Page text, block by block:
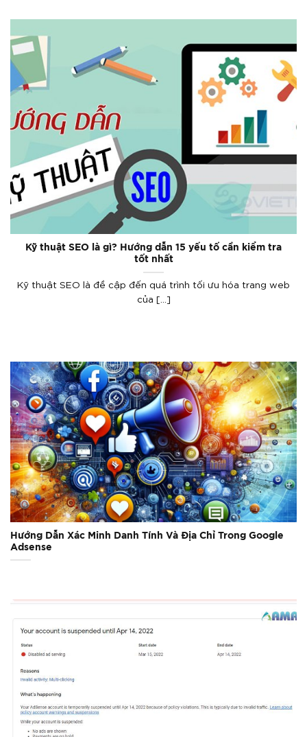
Kỹ thuật SEO là gì? Hướng dẫn 15 yếu tố cần kiểm tra
tốt nhất
Kỹ thuật SEO là đề cập đến quá trình tối ưu hóa trang web
của [...]
Hướng Dẫn Xác Minh Danh Tính Và Địa Chỉ Trong Google
Adsense